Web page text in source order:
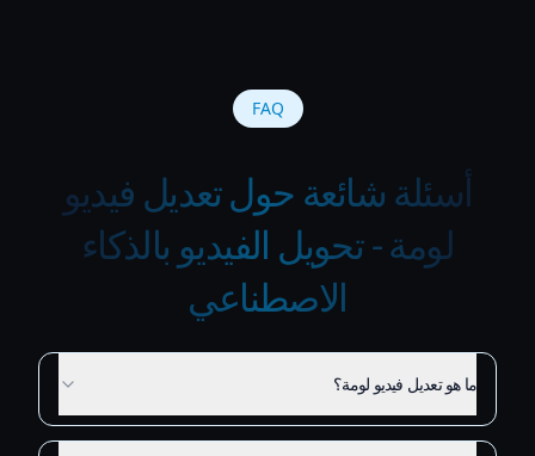
FAQ
أسئلة شائعة حول تعديل فيديو
لومة - تحويل الفيديو بالذكاء
الاصطناعي
ما هو تعديل فيديو لومة؟